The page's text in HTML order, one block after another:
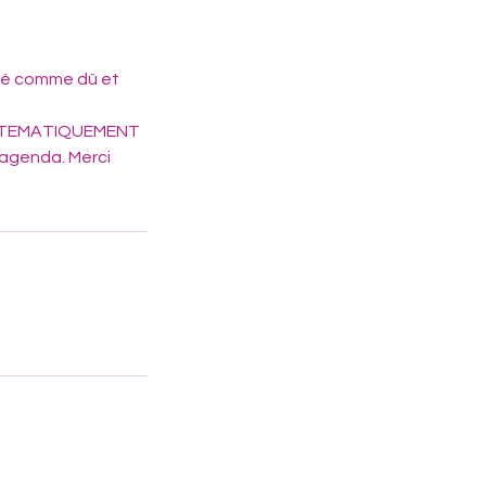
comme dû et
Merci